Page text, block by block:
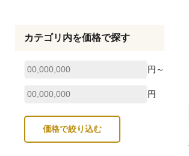
カテゴリ内を価格で探す
円～
円